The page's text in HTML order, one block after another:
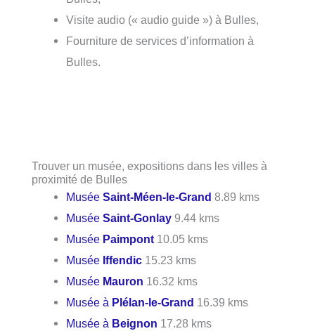
Visite audio (« audio guide ») à Bulles,
Fourniture de services d’information à
Bulles.
Trouver un musée, expositions dans les villes à
proximité de Bulles
MuséeSaint-Méen-le-Grand 8.89 kms
MuséeSaint-Gonlay 9.44 kms
Musée Paimpont 10.05 kms
Musée Iffendic 15.23 kms
Musée Mauron 16.32 kms
Musée à Plélan-le-Grand 16.39 kms
Musée à Beignon 17.28 kms